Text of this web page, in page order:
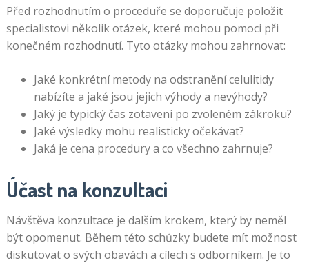
Před rozhodnutím o proceduře se doporučuje položit
specialistovi několik otázek, které mohou pomoci při
konečném rozhodnutí. Tyto otázky mohou zahrnovat:
Jaké konkrétní metody na odstranění celulitidy
nabízíte a jaké jsou jejich výhody a nevýhody?
Jaký je typický čas zotavení po zvoleném zákroku?
Jaké výsledky mohu realisticky očekávat?
Jaká je cena procedury a co všechno zahrnuje?
Účast na konzultaci
Návštěva konzultace je dalším krokem, který by neměl
být opomenut. Během této schůzky budete mít možnost
diskutovat o svých obavách a cílech s odborníkem. Je to